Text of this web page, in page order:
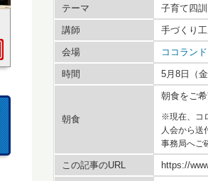
テーマ 子育て四訓
講師 手づくり
会場 ココラン
時間 5月8日（
朝食
朝食をご
※現在、コ
人会から送
事務局へご
この記事のURL https://